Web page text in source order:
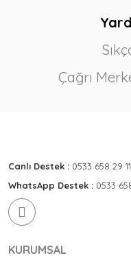
Çağrı
Canlı Destek : 0533 658 29 11
WhatsApp Destek : 0533
KURUMSAL